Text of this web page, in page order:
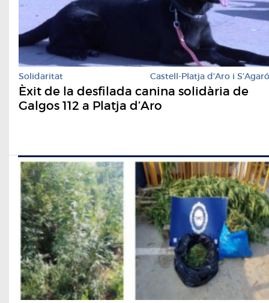
Solidaritat Castell-Platja d'Aro i S'Agaró
Èxit de la desfilada canina solidària de
Galgos 112 a Platja d’Aro